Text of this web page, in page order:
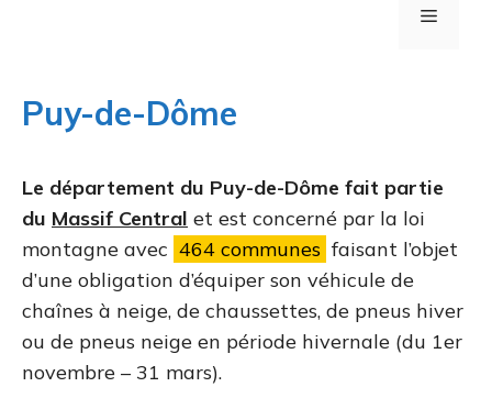
Menu
Puy-de-Dôme
Le département du Puy-de-Dôme fait partie
du Massif Central et est concerné par la loi
montagne avec 464 communes faisant l’objet
d’une obligation d’équiper son véhicule de
chaînes à neige, de chaussettes, de pneus hiver
ou de pneus neige en période hivernale (du 1er
novembre – 31 mars).